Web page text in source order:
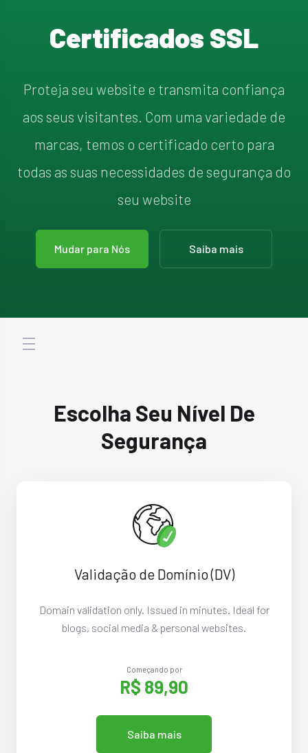
Certificados SSL
Proteja seu website e transmita confiança
aos seus visitantes. Com uma variedade de
marcas, temos o certificado certo para
todas as suas necessidades de segurança do
seu website
Mudar para Nós Saiba mais
store.toggleNav
Escolha Seu Nível De
Segurança
Validação de Domínio (DV)
Domain validation only. Issued in minutes. Ideal for
blogs, social media & personal websites.
Começando por
R$ 89,90
Saiba mais